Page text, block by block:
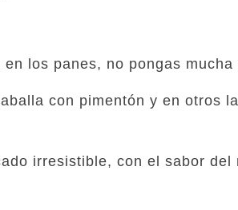
los panes, no pongas mucha
con pimentón y en otros
irresistible, con el sabor del